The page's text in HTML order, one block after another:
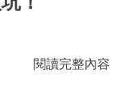
閱讀完整內容